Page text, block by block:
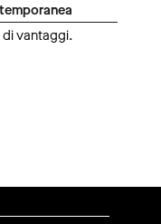
vantaggi.